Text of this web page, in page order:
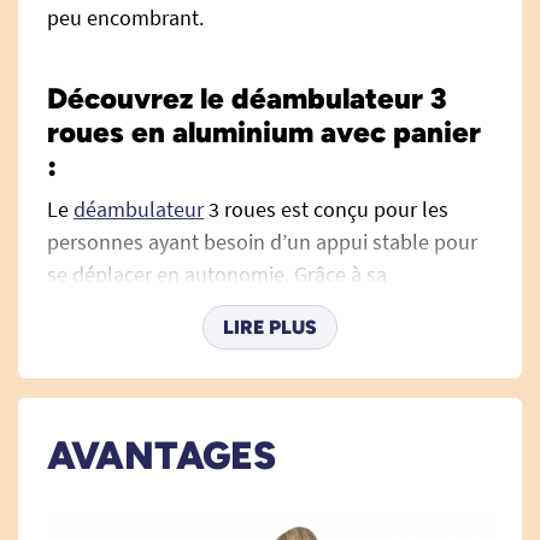
peu encombrant.
Découvrez le déambulateur 3
roues en aluminium avec panier
:
Ledéambulateur3 roues est conçu pour les
personnes ayant besoin d’un appui stable pour
se déplacer en autonomie. Grâce à sa
conception en aluminium, il est très léger tout
en restant robuste. Il est parfaitement adapté
pour un usage en intérieur comme en extérieur,
avec un encombrement réduit et une excellente
maniabilité.
grandes roues en font un allié efficace au
LIRE PLUS
AVANTAGES